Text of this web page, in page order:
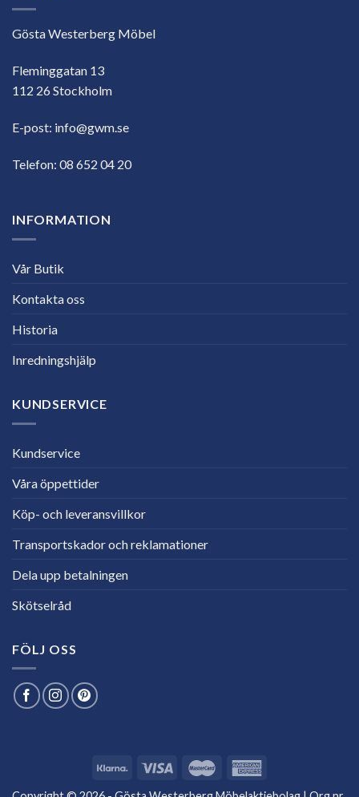
Gösta Westerberg Möbel
Fleminggatan 13
112 26 Stockholm
E-post: info@gwm.se
Telefon: 08 652 04 20
INFORMATION
Vår Butik
Kontakta oss
Historia
Inredningshjälp
KUNDSERVICE
Kundservice
Våra öppettider
Köp- och leveransvillkor
Transportskador och reklamationer
Dela upp betalningen
Skötselråd
FÖLJ OSS